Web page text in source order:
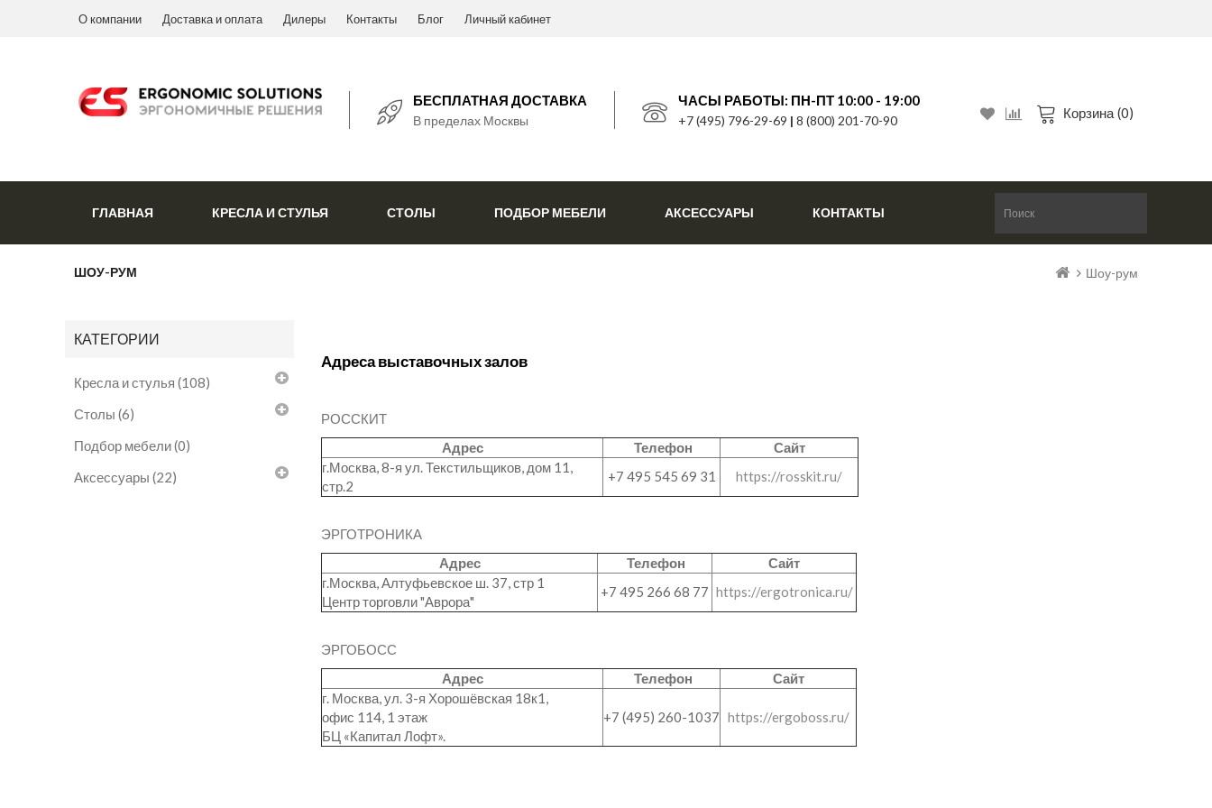
О компании Доставка и оплата Дилеры Контакты Блог Личный кабинет
БЕСПЛАТНАЯ ДОСТАВКА
В пределах Москвы
ЧАСЫ РАБОТЫ: ПН-ПТ 10:00 - 19:00
+7 (495) 796-29-69 | 8 (800) 201-70-90 Корзина (0)
ГЛАВНАЯ КРЕСЛА И СТУЛЬЯ СТОЛЫ ПОДБОР МЕБЕЛИ АКСЕССУАРЫ КОНТАКТЫ
ШОУ-РУМ Шоу-рум
КАТЕГОРИИ
Кресла и стулья (108)
Столы (6)
Подбор мебели (0)
Аксессуары (22)
Адреса выставочных залов
РОССКИТ
Адрес
Телефон
Сайт
г.Москва, 8-я ул. Текстильщиков, дом 11,
стр.2
+7 495 545 69 31 https://rosskit.ru/
ЭРГОТРОНИКА
Адрес
Телефон
Сайт
г.Москва, Алтуфьевское ш. 37, стр 1
Центр торговли "Аврора"
+7 495 266 68 77 https://ergotronica.ru/
ЭРГОБОСС
Адрес
Телефон
Сайт
г. Москва, ул. 3-я Хорошёвская 18к1,
офис 114, 1 этаж
БЦ «Капитал Лофт».
+7 (495) 260-1037 https://ergoboss.ru/